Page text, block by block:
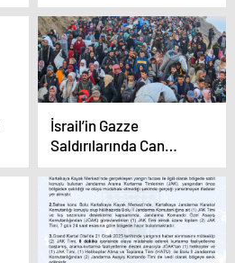
Öldürüldü
İsrail’in Gazze
Saldırılarında Can
Kaybı 47 Bin 460’a
Ulaştı